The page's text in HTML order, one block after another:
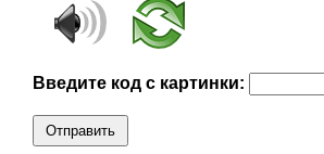
Введите код с картинки:
Отправить